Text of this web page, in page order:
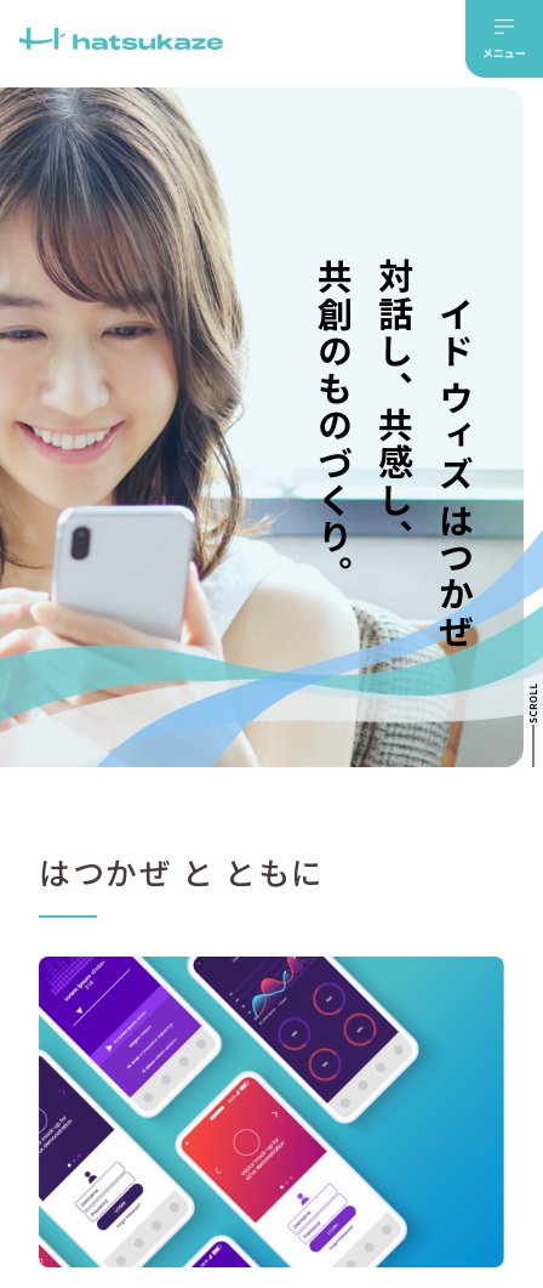
メイド ウィズ はつかぜ
対話し、共感し、
共創のものづくり。
はつかぜ と ともに